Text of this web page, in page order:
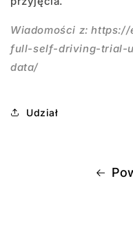
Wiadomości z:
full-self-driving-trial-
data/
Udział